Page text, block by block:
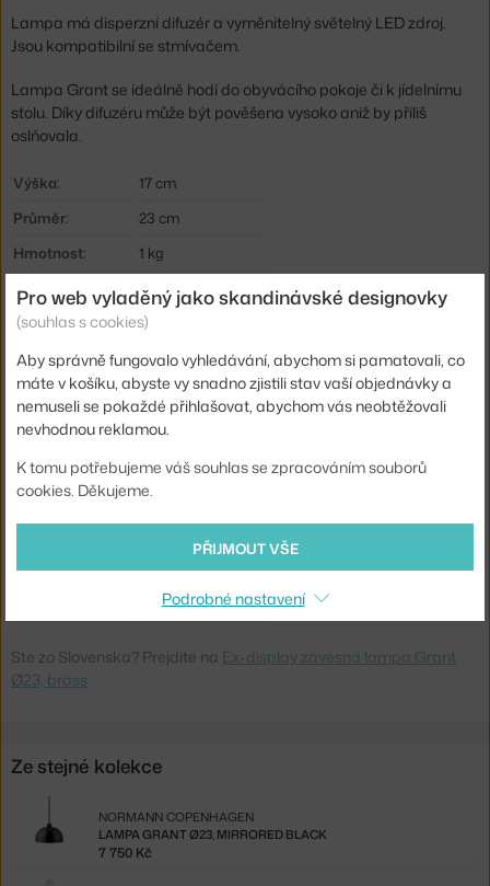
Lampa má disperzní difuzér a vyměnitelný světelný LED zdroj.
Jsou kompatibilní se stmívačem.
Lampa Grant se ideálně hodí do obyvácího pokoje či k jídelnímu
stolu. Díky difuzéru může být pověšena vysoko aniž by příliš
oslňovala.
Výška:
17 cm
Průměr:
23 cm
Hmotnost:
1 kg
Velikost svítidla:
malé (do ca 25 cm)
Barva:
zlatá
Materiál:
ocel, žula
Krytí:
IP20
Hlavní materiál:
kov
Patice / zdroj:
GX53
Životnost:
10000 hod.
Zdroj součástí:
ano
NCP-502012-EX
Ste zo Slovenska? Prejdite na Ex-display závesná lampa Grant
Ø23, brass
Ze stejné kolekce
LAMPA GRANT Ø23, MIRRORED BLACK
NORMANN COPENHAGEN
7 750 Kč
Pro web vyladěný jako skandinávské designovky
(souhlas s cookies)
Aby správně fungovalo vyhledávání, abychom si pamatovali, co
máte v košíku, abyste vy snadno zjistili stav vaší objednávky a
nemuseli se pokaždé přihlašovat, abychom vás neobtěžovali
nevhodnou reklamou.
K tomu potřebujeme váš souhlas se zpracováním souborů
cookies. Děkujeme.
PŘIJMOUT VŠE
Podrobné nastavení